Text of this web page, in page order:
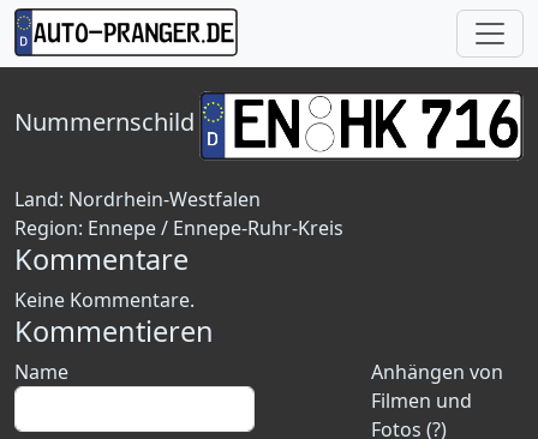
Nummernschild
Land: Nordrhein-Westfalen
Region: Ennepe / Ennepe-Ruhr-Kreis
Kommentare
Keine Kommentare.
Kommentieren
Anhängen von
Filmen und
Fotos (?)
Name